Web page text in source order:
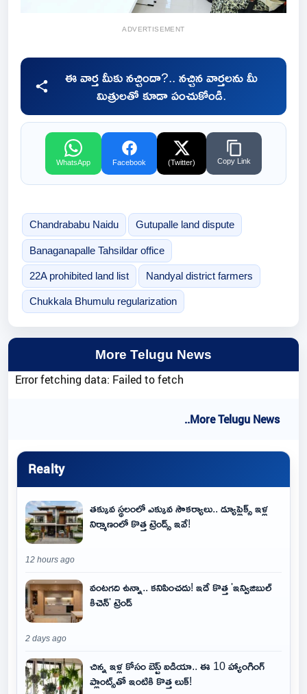
ADVERTISEMENT
ఈ వార్త మీకు నచ్చిందా?.. నచ్చిన వార్తలను మీ
మిత్రులతో కూడా పంచుకోండి.
WhatsApp Facebook (Twitter) Copy Link
Chandrababu Naidu Gutupalle land dispute
Banaganapalle Tahsildar office
22A prohibited land list Nandyal district farmers
Chukkala Bhumulu regularization
More Telugu News
Error fetching data: Failed to fetch
..More Telugu News
Realty
తక్కువ స్థలంలో ఎక్కువ సౌకర్యాలు.. డ్యూప్లెక్స్ ఇళ్ల
నిర్మాణంలో కొత్త ట్రెండ్స్ ఇవే!
12 hours ago
వంటగది ఉన్నా.. కనిపించదు! ఇదే కొత్త 'ఇన్విజిబుల్
కిచెన్' ట్రెండ్
2 days ago
చిన్న ఇళ్ల కోసం బెస్ట్ ఐడియా.. ఈ 10 హ్యాంగింగ్
ప్లాంట్స్‌తో ఇంటికి కొత్త లుక్!